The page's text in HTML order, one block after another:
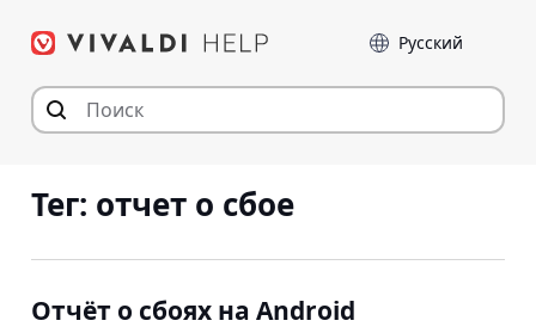
Language
Тег: отчет о сбое
Отчёт о сбоях на Android